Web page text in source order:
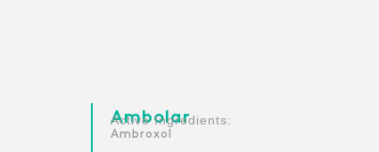
Ambolar :Active Ingredients
Ambroxol